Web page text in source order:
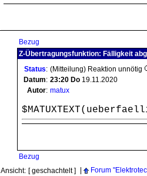
Bezug
Z-Übertragungsfunktion: Fälligkeit
Status: (Mitteilung) Reaktion unnötig
Datum: 23:20 Do 19.11.2020
Autor: matux
Bezug
Ansicht: [ geschachtelt ] Forum